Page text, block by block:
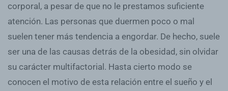
corporal, a pesar de que no le prestamos suficiente
atención. Las personas que duermen poco o mal
suelen tener más tendencia a engordar. De hecho, suele
ser una de las causas detrás de la obesidad, sin olvidar
su carácter multifactorial. Hasta cierto modo se
conocen el motivo de esta relación entre el sueño y el